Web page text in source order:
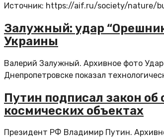
Источник: https://aif.ru/society/nature/
Залужный: удар
Украины
Валерий Залужный. Архивное фото
Днепропетровске показал
Путин подписал закон
космических объектах
Президент РФ Владимир Путин.